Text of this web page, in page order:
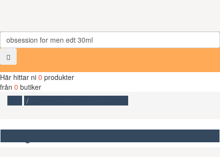
Här hittar ni 0 produkter
från 0 butiker